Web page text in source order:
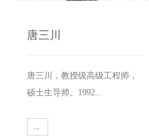
唐三川
唐三川，教授级高级工程师，
硕士生导师。1992...
→